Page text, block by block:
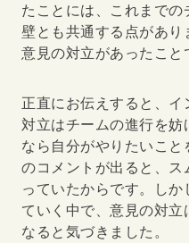
たことには、これまで
壁とも共通する点があ
意見の対立があったこと
正直にお伝えすると、
対立はチームの進行を
なら自分がやりたいこ
のコメントが出ると、
っていたからです。し
ていく中で、意見の対
なると気づきました。